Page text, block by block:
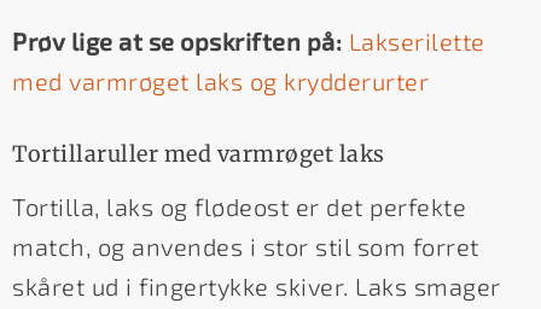
Prøv lige at se opskriften på: Lakserilette
med varmrøget laks og krydderurter
Tortillaruller med varmrøget laks
Tortilla, laks og flødeost er det perfekte
match, og anvendes i stor stil som forret
skåret ud i fingertykke skiver. Laks smager